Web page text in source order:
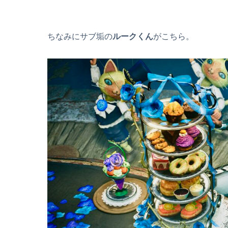
ちなみにサブ垢のルークくんがこちら。